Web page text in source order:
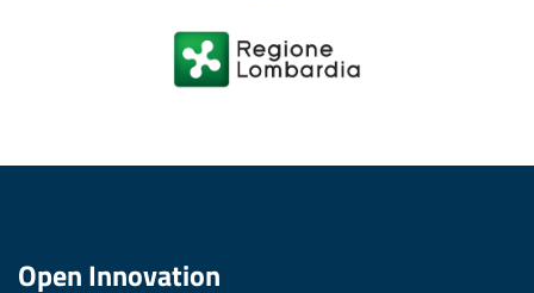
Open Innovation